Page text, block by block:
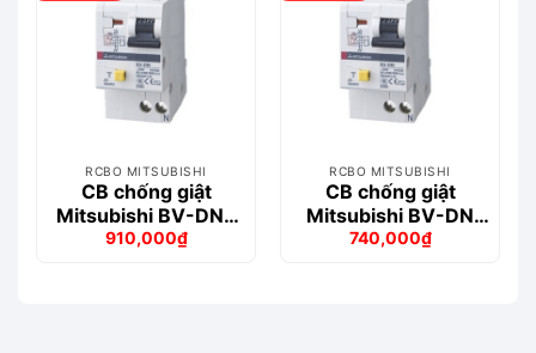
RCBO MITSUBISHI
CB chống giật
Mitsubishi BV-DN6
1PN 20A 30MA 6kA
Giá
910,000₫
Giá
RCBO MITSUBISHI
CB chống giật
Mitsubishi BV-DN
1PN 32A 30mA
Giá
740,000₫
Giá